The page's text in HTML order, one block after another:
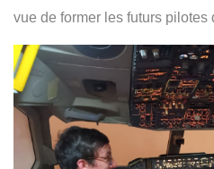
vue de former les futurs pilotes